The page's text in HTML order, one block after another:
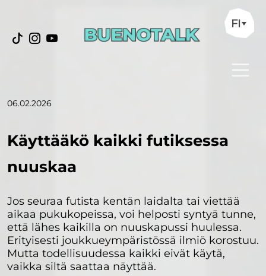
FI
06.02.2026
Käyttääkö kaikki futiksessa
nuuskaa
Jos seuraa futista kentän laidalta tai viettää
aikaa pukukopeissa, voi helposti syntyä tunne,
että lähes kaikilla on nuuskapussi huulessa.
Erityisesti joukkueympäristössä ilmiö korostuu.
Mutta todellisuudessa kaikki eivät käytä,
vaikka siltä saattaa näyttää.